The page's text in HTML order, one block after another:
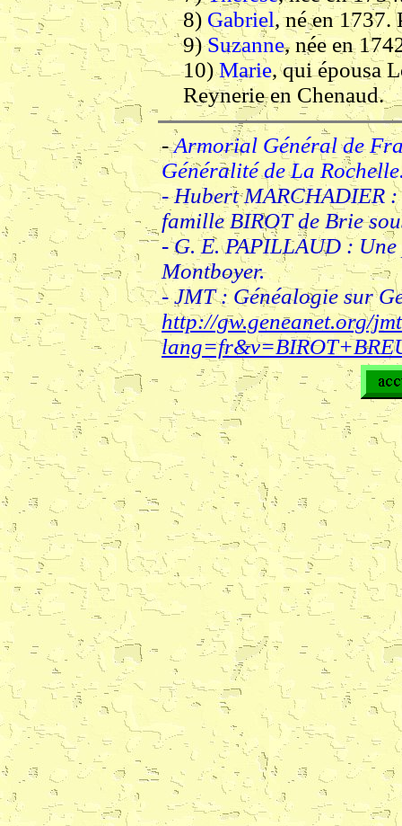
8) Gabriel, né en 1737.
9)Suzanne, née en
10)Marie, qui épousa
Reynerie en Chenaud.
-Armorial Général de
Généralité de La
- Hubert MARCHADIER
famille BIROT de Brie
- G. E. PAPILLAUD :
Montboyer.
- JMT : Généalogie sur
http://gw.geneanet.org/